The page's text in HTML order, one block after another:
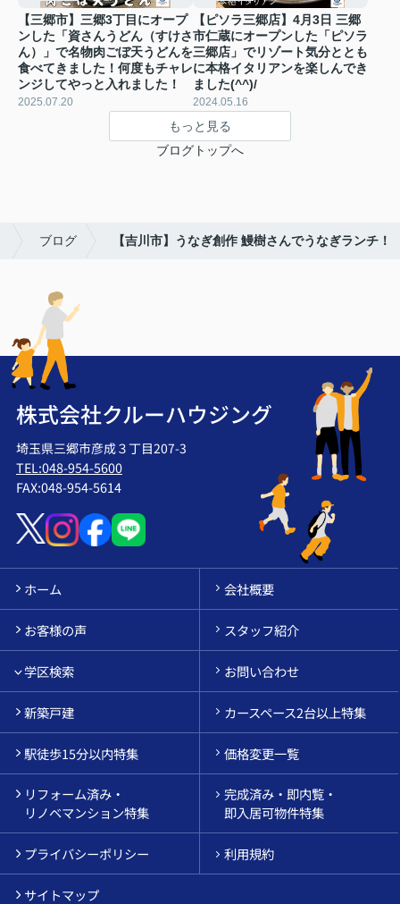
【三郷市】三郷3丁目にオープ
ンした「資さんうどん（すけさ
ん）」で名物肉ごぼ天うどんを
食べてきました！何度もチャレ
ンジしてやっと入れました！
2025.07.20
【ピソラ三郷店】4月3日 三郷
市仁蔵にオープンした「ピソラ
三郷店」でリゾート気分ととも
に本格イタリアンを楽しんでき
ました(^^)/
2024.05.16
もっと見る
ブログトップへ
ブログ 【吉川市】うなぎ創作 鰻樹さんでうなぎランチ！
株式会社クルーハウジング
埼玉県三郷市彦成３丁目207-3
TEL:048-954-5600
FAX:048-954-5614
ホーム 会社概要
お客様の声 スタッフ紹介
学区検索 お問い合わせ
新築戸建 カースペース2台以上特集
駅徒歩15分以内特集 価格変更一覧
リフォーム済み・
リノベマンション特集
完成済み・即内覧・
即入居可物件特集
プライバシーポリシー 利用規約
サイトマップ